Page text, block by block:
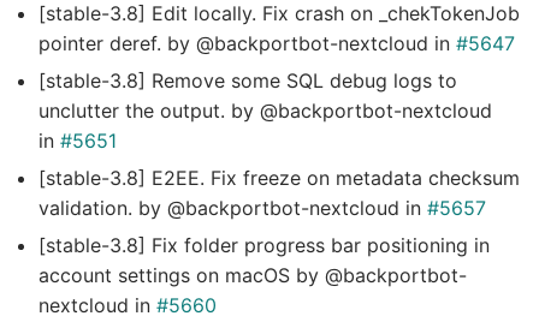
[stable-3.8] Edit locally. Fix crash on _chekTokenJob
pointer deref. by @backportbot-nextcloud in #5647
[stable-3.8] Remove some SQL debug logs to
unclutter the output. by @backportbot-nextcloud
in #5651
[stable-3.8] E2EE. Fix freeze on metadata checksum
validation. by @backportbot-nextcloud in #5657
[stable-3.8] Fix folder progress bar positioning in
account settings on macOS by @backportbot-
nextcloud in #5660